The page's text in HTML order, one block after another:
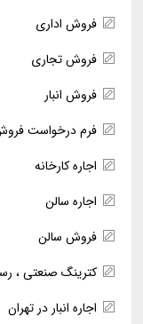
فروش اداری
فروش تجاری
فروش انبار
فرم درخواست
اجاره کارخانه
اجاره سالن
فروش سالن
کترینگ صنعتی ،
اجاره انبار در تهران